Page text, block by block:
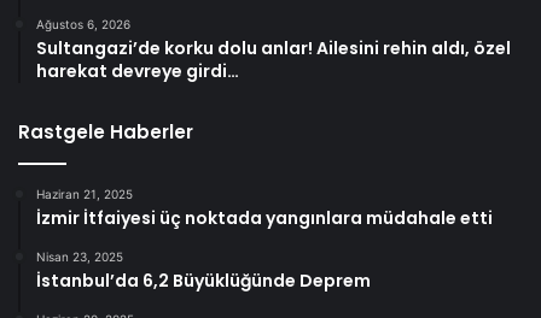
Ağustos 6, 2026
Sultangazi’de korku dolu anlar! Ailesini rehin aldı, özel
harekat devreye girdi…
Rastgele Haberler
Haziran 21, 2025
İzmir İtfaiyesi üç noktada yangınlara müdahale etti
Nisan 23, 2025
İstanbul’da 6,2 Büyüklüğünde Deprem